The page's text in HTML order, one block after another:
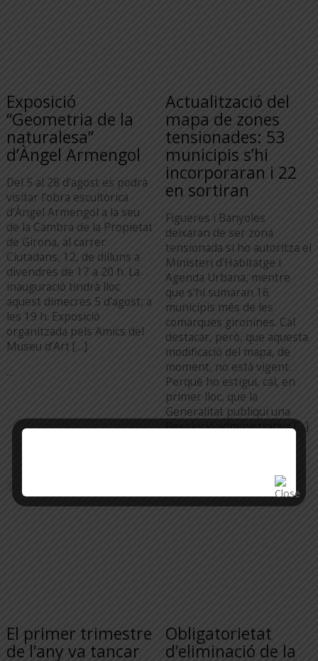
Exposició
“Geometria de la
naturalesa”
d’Àngel Armengol
Del 5 al 28 d’agost es podrà
visitar l’obra escultòrica
d’Àngel Armengol a la seu
de la Cambra de la Propietat
de Girona, al carrer
Ciutadans, 12, de dilluns a
divendres de 17 a 20 h. La
inauguració tindrà lloc
aquest dimecres 5 d’agost, a
les 19 h. Exposició
organitzada pels Amics del
Museu d’Art […]
...
Actualització del
mapa de zones
tensionades: 53
municipis s’hi
incorporaran i 22
en sortiran
Figueres i Banyoles
deixaran de ser zona
tensionada si ho autoritza el
Ministeri d’Habitatge i
Agenda Urbana, mentre
que s’hi sumaran 16
municipis més de les
comarques gironines. Cal
destacar, però, que aquesta
modificació del mapa, de
moment, no està vigent.
Perquè ho estigui, cal, en
primer lloc, que la
Generalitat publiqui una
Resolució administrativa […]
30/07/26
El primer trimestre
de l’any va tancar
Obligatorietat
d’eliminació de la